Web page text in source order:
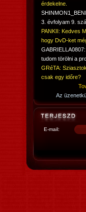
érdekelne.
3. évfolyam 9.
PANKII: Kedves
hogy DvD-ket
tudom törölni a
GRéTA:
csak egy időre?
Az
E-mail: